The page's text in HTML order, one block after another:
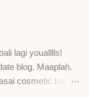
lagi youalllls!
blog. Maaplah.
cosmetic bagai